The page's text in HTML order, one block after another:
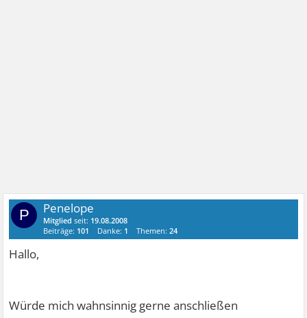
P Penelope
Mitglied seit: 19.08.2008
Beiträge: 101 Danke: 1 Themen:24
Hallo,
Würde mich wahnsinnig gerne anschließen